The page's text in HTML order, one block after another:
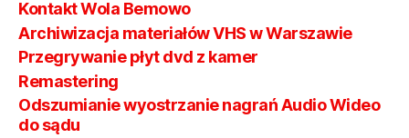
Kontakt Wola Bemowo
Archiwizacja materiałów VHS w Warszawie
Przegrywanie płyt dvd z kamer
Remastering
Odszumianie wyostrzanie nagrań Audio Wideo
do sądu